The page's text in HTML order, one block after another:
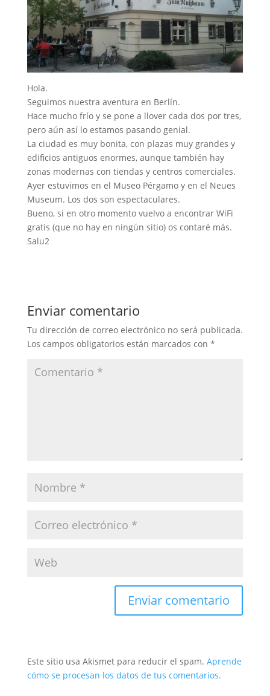
Hola.
Seguimos nuestra aventura en Berlín.
Hace mucho frío y se pone a llover cada dos por tres,
pero aún así lo estamos pasando genial.
La ciudad es muy bonita, con plazas muy grandes y
edificios antiguos enormes, aunque también hay
zonas modernas con tiendas y centros comerciales.
Ayer estuvimos en el Museo Pérgamo y en el Neues
Museum. Los dos son espectaculares.
Bueno, si en otro momento vuelvo a encontrar WiFi
gratis (que no hay en ningún sitio) os contaré más.
Salu2
Enviar comentario
Tu dirección de correo electrónico no será publicada.
Los campos obligatorios están marcados con *
Este sitio usa Akismet para reducir el spam. Aprende
cómo se procesan los datos de tus comentarios.